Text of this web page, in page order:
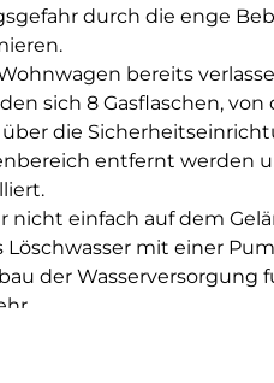
durch die enge
bereits
sich 8 Gasflaschen,
die
entfernt werden
nicht einfach auf dem
mit einer
der Wasserversorgung